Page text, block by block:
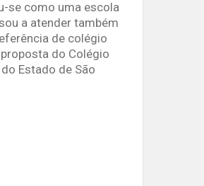
se como uma escola
a atender também
de colégio
do Colégio
Estado de São